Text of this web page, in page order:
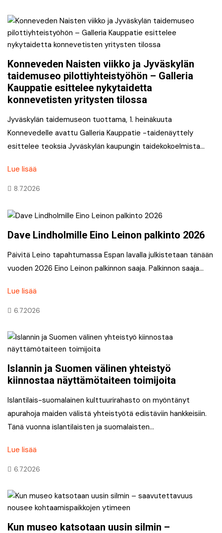
Konneveden Naisten viikko ja Jyväskylän
taidemuseo pilottiyhteistyöhön – Galleria
Kauppatie esittelee nykytaidetta
konnevetisten yritysten tilossa
Jyväskylän taidemuseon tuottama, 1. heinäkuuta
Konnevedelle avattu Galleria Kauppatie -taidenäyttely
esittelee teoksia Jyväskylän kaupungin taidekokoelmista…
Lue lisää
8.7.2026
Dave Lindholmille Eino Leinon palkinto 2026
Päivitä Leino tapahtumassa Espan lavalla julkistetaan tänään
vuoden 2026 Eino Leinon palkinnon saaja. Palkinnon saaja…
Lue lisää
6.7.2026
Islannin ja Suomen välinen yhteistyö
kiinnostaa näyttämötaiteen toimijoita
Islantilais-suomalainen kulttuurirahasto on myöntänyt
apurahoja maiden välistä yhteistyötä edistäviin hankkeisiin.
Tänä vuonna islantilaisten ja suomalaisten…
Lue lisää
6.7.2026
Kun museo katsotaan uusin silmin –